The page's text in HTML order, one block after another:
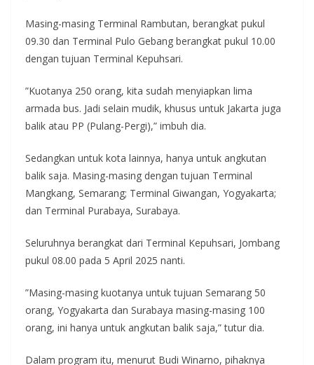
Masing-masing Terminal Rambutan, berangkat pukul
09.30 dan Terminal Pulo Gebang berangkat pukul 10.00
dengan tujuan Terminal Kepuhsari.
”Kuotanya 250 orang, kita sudah menyiapkan lima
armada bus. Jadi selain mudik, khusus untuk Jakarta juga
balik atau PP (Pulang-Pergi),” imbuh dia.
Sedangkan untuk kota lainnya, hanya untuk angkutan
balik saja. Masing-masing dengan tujuan Terminal
Mangkang, Semarang; Terminal Giwangan, Yogyakarta;
dan Terminal Purabaya, Surabaya.
Seluruhnya berangkat dari Terminal Kepuhsari, Jombang
pukul 08.00 pada 5 April 2025 nanti.
”Masing-masing kuotanya untuk tujuan Semarang 50
orang, Yogyakarta dan Surabaya masing-masing 100
orang, ini hanya untuk angkutan balik saja,” tutur dia.
Dalam program itu, menurut Budi Winarno, pihaknya